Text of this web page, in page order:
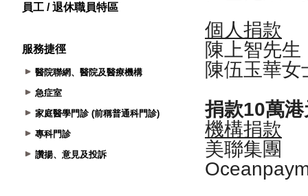
員工 / 退休職員特區
服務捷徑
醫院聯網、醫院及醫療機構
急症室
家庭醫學門診 (前稱普通科門診)
專科門診
讚揚、意見及投訴